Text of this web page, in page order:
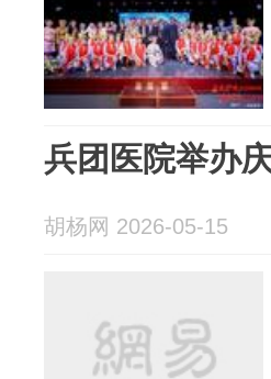
兵团医院举办
胡杨网 2026-05-15